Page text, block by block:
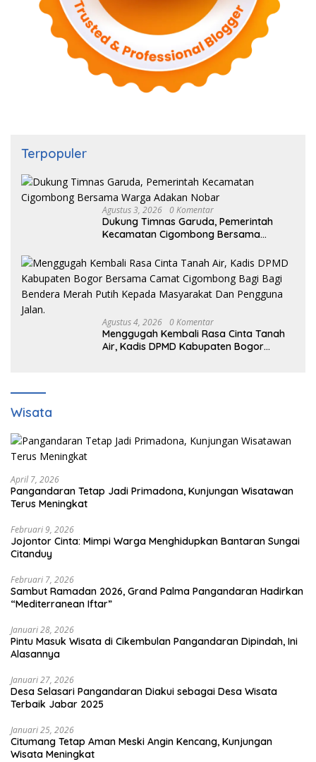
Terpopuler
Agustus 3, 2026 0 Komentar
Dukung Timnas Garuda, Pemerintah
Kecamatan Cigombong Bersama
Agustus 4, 2026 0 Komentar
Menggugah Kembali Rasa Cinta Tanah
Air, Kadis DPMD Kabupaten Bogor
Wisata
April 7, 2026
Pangandaran Tetap Jadi Primadona, Kunjungan Wisatawan
Terus Meningkat
Februari 9, 2026
Jojontor Cinta: Mimpi Warga Menghidupkan Bantaran Sungai
Citanduy
Februari 7, 2026
Sambut Ramadan 2026, Grand Palma Pangandaran Hadirkan
“Mediterranean Iftar”
Januari 28, 2026
Pintu Masuk Wisata di Cikembulan Pangandaran Dipindah, Ini
Alasannya
Januari 27, 2026
Desa Selasari Pangandaran Diakui sebagai Desa Wisata
Terbaik Jabar 2025
Januari 25, 2026
Citumang Tetap Aman Meski Angin Kencang, Kunjungan
Wisata Meningkat